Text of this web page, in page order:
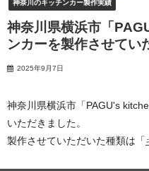
神奈川のキッチンカー製作実績
神奈川県横浜市「
ンカーを製作させてい
2025年9月7日
神奈川県横浜市「PAGU's
いただきました。
製作させていただいた種類は「